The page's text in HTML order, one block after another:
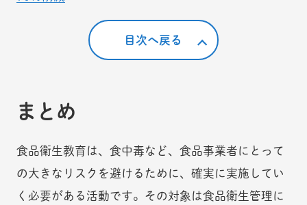
目次へ戻る
まとめ
食品衛生教育は、食中毒など、食品事業者にとって
の大きなリスクを避けるために、確実に実施してい
く必要がある活動です。その対象は食品衛生管理に